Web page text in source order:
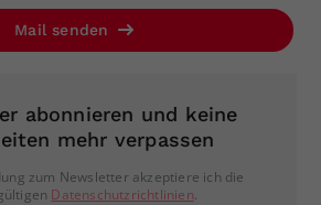
Mail senden
abonnieren und keine
mehr verpassen
zum Newsletter akzeptiere ich die
Datenschutzrichtlinien.